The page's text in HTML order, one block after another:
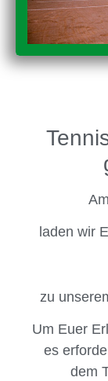
Am
laden wir
zu
Um Euer
es
dem